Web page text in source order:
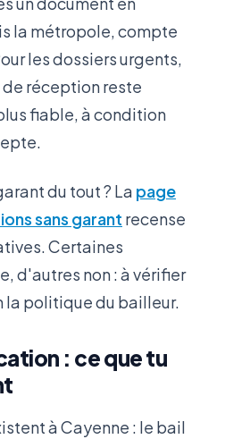
la métropole, compte
les dossiers urgents,
réception reste
fiable, à condition
du tout ? La page
sans garant recense
Certaines
d'autres non : à vérifier
la politique du bailleur.
: ce que tu
à Cayenne : le bail